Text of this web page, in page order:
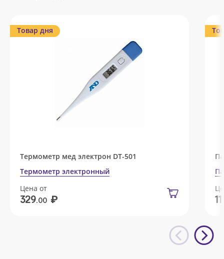
Товар дня
Термометр мед электрон DT-501
Термометр электронный
Цена от
329.00 ₽ 11